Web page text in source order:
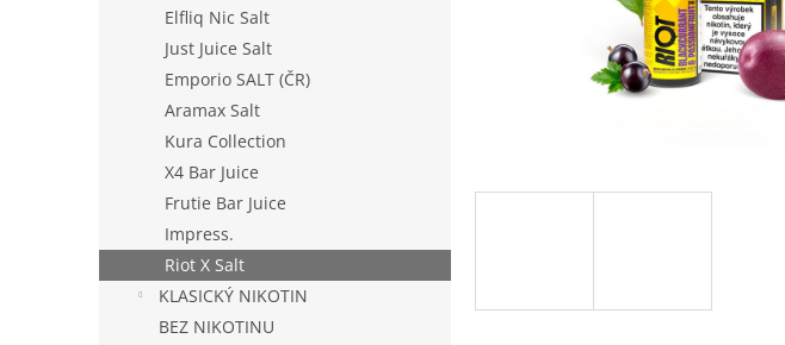
Elfliq Nic Salt
Just Juice Salt
Emporio SALT (ČR)
Aramax Salt
Kura Collection
X4 Bar Juice
Frutie Bar Juice
Impress.
Riot X Salt
KLASICKÝ NIKOTIN
BEZ NIKOTINU